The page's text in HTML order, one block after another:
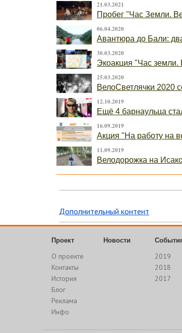
21.03.2021
Пробег "Час Земли.
06.04.2020
Авантюра до Бали:
30.03.2020
Экоакция "Час земли.
25.03.2020
ВелоСветлячки 2020
12.10.2019
Ещё 4 барнаульца
16.09.2019
Акция "На работу на
11.09.2019
Велодорожка на
Дополнительный контент
Проект
О проекте
Контакты
История
Блог
Реклама
Инфо
Новости
2019
2018
2017